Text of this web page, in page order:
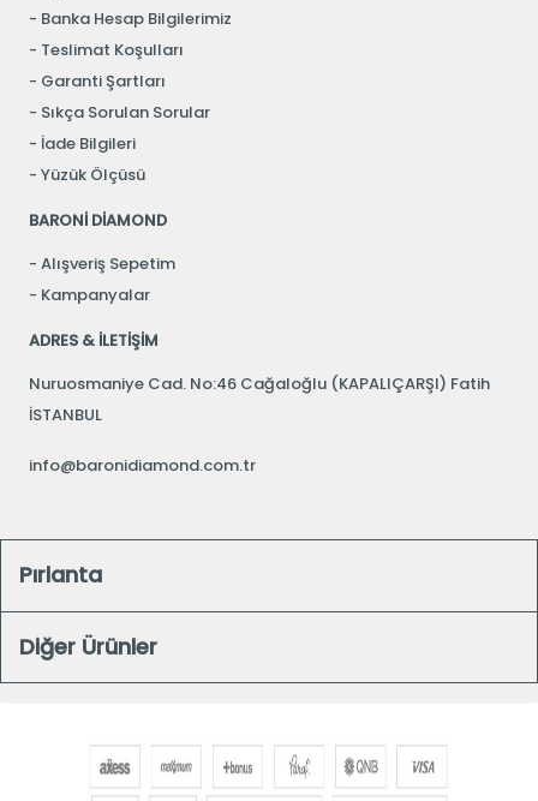
Banka Hesap Bilgilerimiz
Teslimat Koşulları
Garanti Şartları
Sıkça Sorulan Sorular
İade Bilgileri
Yüzük Ölçüsü
BARONİ DİAMOND
Alışveriş Sepetim
Kampanyalar
ADRES & İLETİŞİM
Nuruosmaniye Cad. No:46 Cağaloğlu (KAPALIÇARŞI) Fatih
İSTANBUL
info@baronidiamond.com.tr
Pırlanta
Diğer Ürünler